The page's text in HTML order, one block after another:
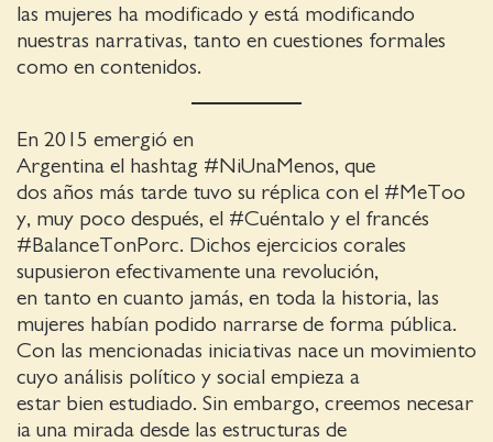
las mujeres ha modificado y está modificando
nuestras narrativas, tanto en cuestiones formales
como en contenidos.
En 2015 emergió en
Argentina el hashtag #NiUnaMenos, que
dos años más tarde tuvo su réplica con el #MeToo
y, muy poco después, el #Cuéntalo y el francés
#BalanceTonPorc. Dichos ejercicios corales
supusieron efectivamente una revolución,
en tanto en cuanto jamás, en toda la historia, las
mujeres habían podido narrarse de forma pública.
Con las mencionadas iniciativas nace un movimiento
cuyo análisis político y social empieza a
estar bien estudiado. Sin embargo, creemos necesar
ia una mirada desde las estructuras de